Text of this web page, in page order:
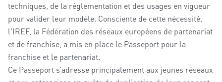
techniques, de la réglementation et des usages en vigueur
pour valider leur modèle. Consciente de cette nécessité,
l'IREF, la Fédération des réseaux européens de partenariat
et de franchise, a mis en place le Passeport pour la
franchise et le partenariat.
Ce Passeport s’adresse principalement aux jeunes réseaux